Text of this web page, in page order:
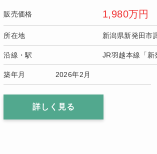
販売価格 1,980万円
所在地 新潟県新発田市
沿線・駅 JR羽越本線「
築年月 2026年2月
詳しく見る